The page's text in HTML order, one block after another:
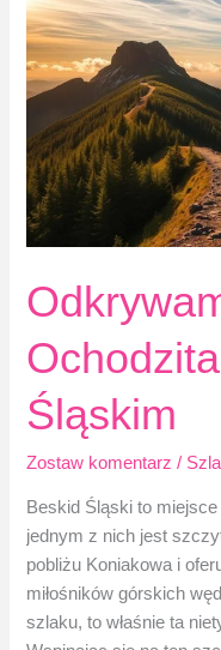
–
moja
wizyta
Śląskim
Zostaw komentarz /
Beskid Śląski to
jednym z nich jest
pobliżu Koniakowa i
miłośników górskich
szlaku, to właśnie ta